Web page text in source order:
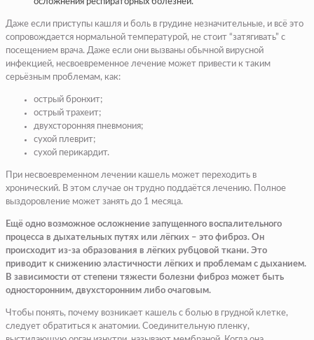
Даже если приступы кашля и боль в грудине незначительные, и всё это
сопровождается нормальной температурой, не стоит “затягивать” с
посещением врача. Даже если они вызваны обычной вирусной
инфекцией, несвоевременное лечение может привести к таким
серьёзным проблемам, как:
острый бронхит;
острый трахеит;
двухсторонняя пневмония;
сухой плеврит;
сухой перикардит.
При несвоевременном лечении кашель может переходить в
хронический. В этом случае он трудно поддаётся лечению. Полное
выздоровление может занять до 1 месяца.
Ещё одно возможное осложнение запущенного воспалительного
процесса в дыхательных путях или лёгких – это фиброз. Он
происходит из-за образования в лёгких рубцовой ткани. Это
приводит к снижению эластичности лёгких и проблемам с дыханием.
В зависимости от степени тяжести болезни фиброз может быть
односторонним, двухсторонним либо очаговым.
Чтобы понять, почему возникает кашель с болью в грудной клетке,
следует обратиться к анатомии. Соединительную пленку,